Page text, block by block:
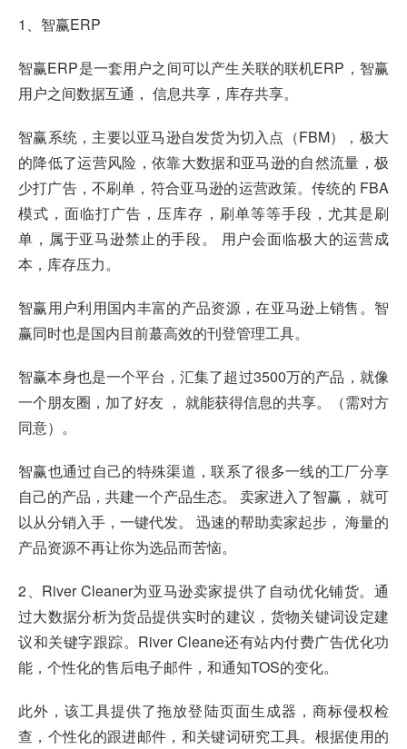
1、 智赢ERP
智赢ERP是一套用户之间可以产生关联的联机ERP，智赢
用户之间数据互通， 信息共享，库存共享。
智赢系统，主要以亚马逊自发货为切入点（FBM），极大
的降低了运营风险，依靠大数据和亚马逊的自然流量，极
少打广告，不刷单，符合亚马逊的运营政策。传统的 FBA
模式，面临打广告，压库存，刷单等等手段，尤其是刷
单，属于亚马逊禁止的手段。 用户会面临极大的运营成
本，库存压力。
智赢用户利用国内丰富的产品资源，在亚马逊上销售。智
赢同时也是国内目前蕞高效的刊登管理工具。
智赢本身也是一个平台，汇集了超过3500万的产品，就像
一个朋友圈，加了好友 ， 就能获得信息的共享。（需对方
同意）。
智赢也通过自己的特殊渠道，联系了很多一线的工厂分享
自己的产品，共建一个产品生态。 卖家进入了智赢， 就可
以从分销入手，一键代发。 迅速的帮助卖家起步， 海量的
产品资源不再让你为选品而苦恼。
2、River Cleaner为亚马逊卖家提供了自动优化铺货。通
过大数据分析为货品提供实时的建议，货物关键词设定建
议和关键字跟踪。River Cleane还有站内付费广告优化功
能，个性化的售后电子邮件，和通知TOS的变化。
此外，该工具提供了拖放登陆页面生成器，商标侵权检
查，个性化的跟进邮件，和关键词研究工具。根据使用的